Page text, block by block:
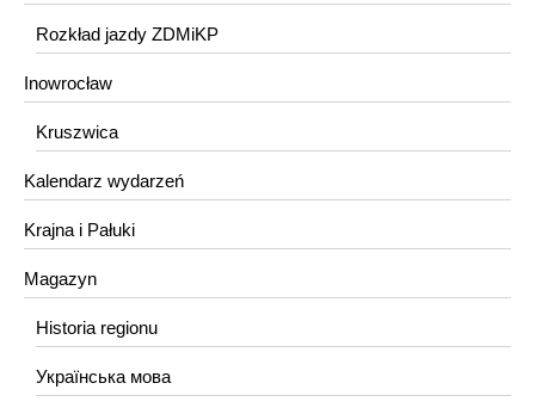
Rozkład jazdy ZDMiKP
Inowrocław
Kruszwica
Kalendarz wydarzeń
Krajna i Pałuki
Magazyn
Historia regionu
Українська мова